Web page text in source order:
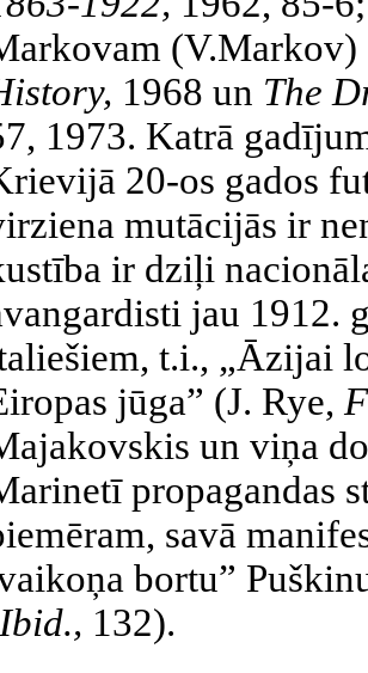
(V.Markov)
1968 un The
1973. Katrā
20-os gados
mutācijās ir
ir dziļi
jau 1912.
t.i., „Āzijai
jūga” (J. Rye,
un viņa
propagandas
savā
bortu”
Ibid., 132).